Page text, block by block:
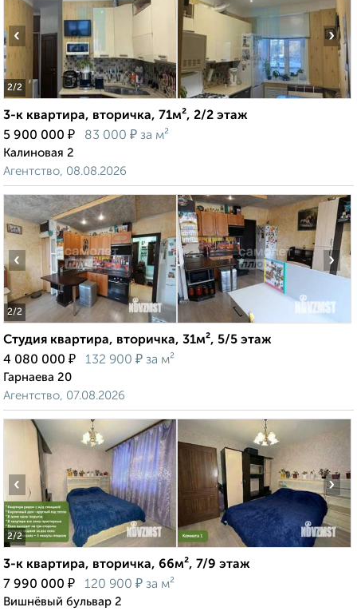
2/2
‹ ›
3-к квартира, вторичка, 71м², 2/2 этаж
5 900 000 ₽ 83 000 ₽ за м²
Калиновая 2
Агентство, 08.08.2026
2/2
‹ ›
Студия квартира, вторичка, 31м², 5/5 этаж
4 080 000 ₽ 132 900 ₽ за м²
Гарнаева 20
Агентство, 07.08.2026
2/2
‹ ›
3-к квартира, вторичка, 66м², 7/9 этаж
7 990 000 ₽ 120 900 ₽ за м²
Вишнёвый бульвар 2